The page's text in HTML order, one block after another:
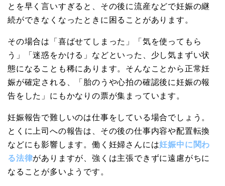
とを早く言いすぎると、その後に流産などで妊娠の継
続ができなくなったときに困ることがあります。
その場合は「喜ばせてしまった」「気を使ってもら
う」「迷惑をかける」などといった、少し気まずい状
態になることも稀にあります。そんなことから正常妊
娠が確定される、「胎のうや心拍の確認後に妊娠の報
告をした」にもかなりの票が集まっています。
妊娠報告で難しいのは仕事をしている場合でしょう。
とくに上司への報告は、その後の仕事内容や配置転換
などにも影響します。働く妊婦さんには妊娠中に関わ
る法律がありますが、強くは主張できずに遠慮がちに
なることが多いようです。